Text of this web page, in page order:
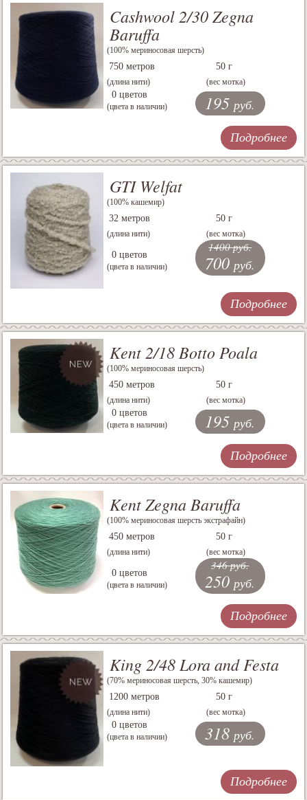
Cashwool 2/30 Zegna
Baruffa
(100% мериносовая шерсть)
750 метров
(длина нити)
50 г
(вес мотка)
0 цветов
(цвета в наличии) 195 руб.
Подробнее
GTI Welfat
(100% кашемир)
32 метров
(длина нити)
50 г
(вес мотка)
0 цветов
(цвета в наличии)
1400 руб.
700 руб.
Подробнее
Kent 2/18 Botto Poala
(100% мериносовая шерсть)
450 метров
(длина нити)
50 г
(вес мотка)
0 цветов
(цвета в наличии) 195 руб.
Подробнее
Kent Zegna Baruffa
(100% мериносовая шерсть экстрафайн)
450 метров
(длина нити)
50 г
(вес мотка)
0 цветов
(цвета в наличии)
346 руб.
250 руб.
Подробнее
King 2/48 Lora and Festa
(70% мериносовая шерсть, 30% кашемир)
1200 метров
(длина нити)
50 г
(вес мотка)
0 цветов
(цвета в наличии) 318 руб.
Подробнее